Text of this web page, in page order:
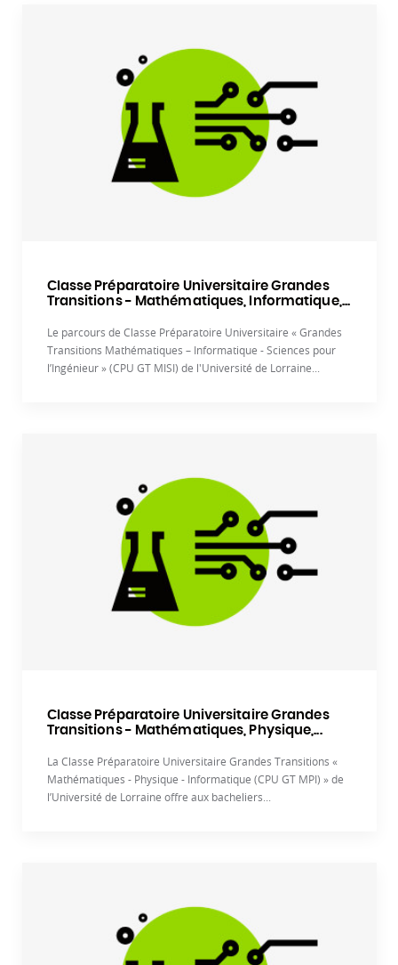
Classe Préparatoire Universitaire Grandes
Transitions - Mathématiques, Informatique,...
Le parcours de Classe Préparatoire Universitaire « Grandes
Transitions Mathématiques – Informatique - Sciences pour
l’Ingénieur » (CPU GT MISI) de l'Université de Lorraine...
Classe Préparatoire Universitaire Grandes
Transitions - Mathématiques, Physique,...
La Classe Préparatoire Universitaire Grandes Transitions «
Mathématiques - Physique - Informatique (CPU GT MPI) » de
l’Université de Lorraine offre aux bacheliers...